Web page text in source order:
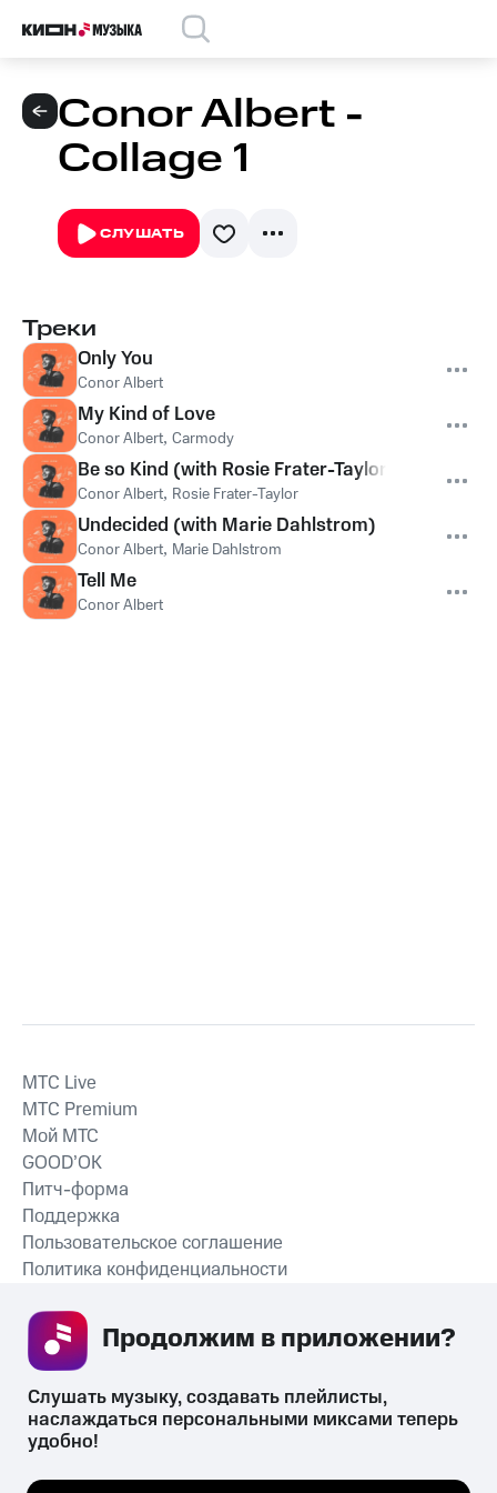
Conor Albert -
Collage 1
СЛУШАТЬ
Треки
Only You
Conor Albert
My Kind of Love
Conor Albert, Carmody
Be so Kind (with Rosie Frater-Taylor)
Conor Albert, Rosie Frater-Taylor
Undecided (with Marie Dahlstrom)
Conor Albert, Marie Dahlstrom
Tell Me
Conor Albert
СКАЧАТЬ ПРИЛОЖЕНИЕ
MTС Live
MTС Premium
Мой МТС
GOOD’OK
Питч-форма
Поддержка
Пользовательское соглашение
Политика конфиденциальности
психотропных веществ, их аналогов причиняет вред здоровью,
Слушать музыку, создавать плейлисты,
наслаждаться персональными миксами теперь
удобно!